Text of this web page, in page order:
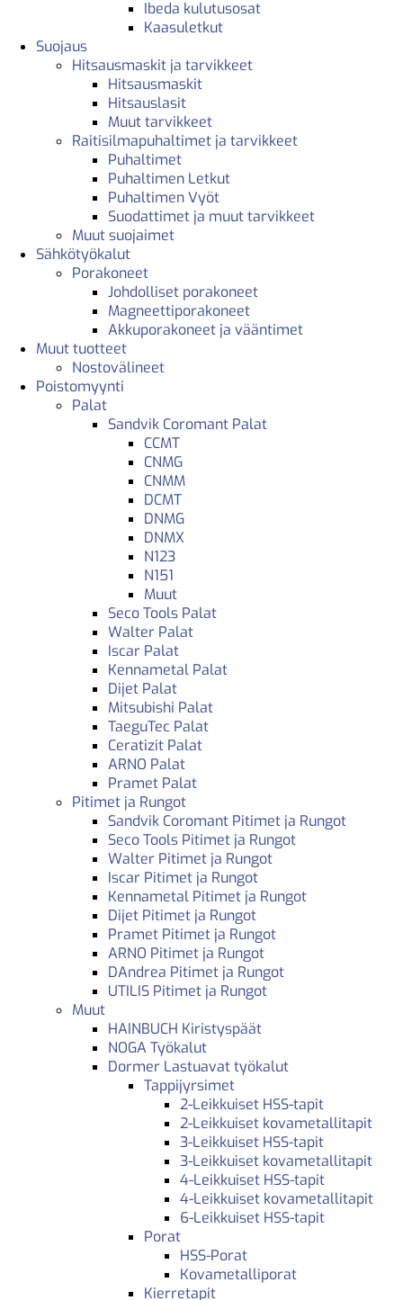
Ibeda kulutusosat
Kaasuletkut
Suojaus
Hitsausmaskit ja tarvikkeet
Hitsausmaskit
Hitsauslasit
Muut tarvikkeet
Raitisilmapuhaltimet ja tarvikkeet
Puhaltimet
Puhaltimen Letkut
Puhaltimen Vyöt
Suodattimet ja muut tarvikkeet
Muut suojaimet
Sähkötyökalut
Porakoneet
Johdolliset porakoneet
Magneettiporakoneet
Akkuporakoneet ja vääntimet
Muut tuotteet
Nostovälineet
Poistomyynti
Palat
Sandvik Coromant Palat
CCMT
CNMG
CNMM
DCMT
DNMG
DNMX
N123
N151
Muut
Seco Tools Palat
Walter Palat
Iscar Palat
Kennametal Palat
Dijet Palat
Mitsubishi Palat
TaeguTec Palat
Ceratizit Palat
ARNO Palat
Pramet Palat
Pitimet ja Rungot
Sandvik Coromant Pitimet ja Rungot
Seco Tools Pitimet ja Rungot
Walter Pitimet ja Rungot
Iscar Pitimet ja Rungot
Kennametal Pitimet ja Rungot
Dijet Pitimet ja Rungot
Pramet Pitimet ja Rungot
ARNO Pitimet ja Rungot
DAndrea Pitimet ja Rungot
UTILIS Pitimet ja Rungot
Muut
HAINBUCH Kiristyspäät
NOGA Työkalut
Dormer Lastuavat työkalut
Tappijyrsimet
2-Leikkuiset HSS-tapit
2-Leikkuiset kovametallitapit
3-Leikkuiset HSS-tapit
3-Leikkuiset kovametallitapit
4-Leikkuiset HSS-tapit
4-Leikkuiset kovametallitapit
6-Leikkuiset HSS-tapit
Porat
HSS-Porat
Kovametalliporat
Kierretapit